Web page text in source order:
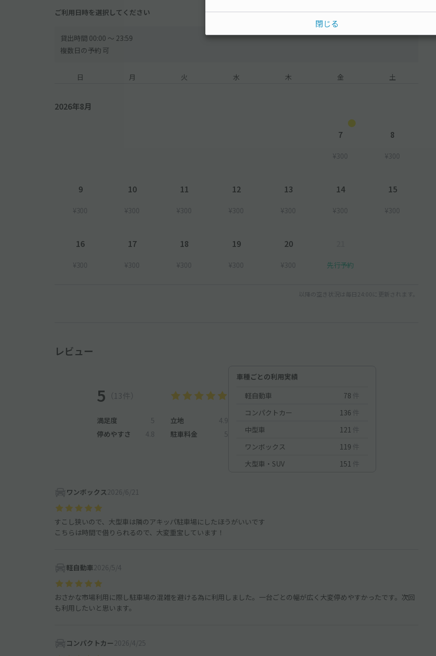
ご利用日時を選択してください
貸出時間 00:00 〜 23:59
複数日の予約 可
日 月 火 水 木 金 土
2026年8月
7
¥300
8
¥300
9
¥300
10
¥300
11
¥300
12
¥300
13
¥300
14
¥300
15
¥300
16
¥300
17
¥300
18
¥300
19
¥300
20
¥300 先行予約
以降の空き状況は毎日24:00に更新されます。
レビュー
5 （13件）
満足度 5 立地
4.9
停めやすさ
4.8 駐車料金 5
車種ごとの利用実績
軽自動車
78 件
コンパクトカー
136 件
中型車
121 件
ワンボックス
119 件
大型車・SUV
151 件
ワンボックス2026/6/21
すこし狭いので、大型車は隣のアキッパ駐車場にしたほうがいいです
こちらは時間で借りられるので、大変重宝しています！
軽自動車2026/5/4
おさかな市場利用に際し駐車場の混雑を避ける為に利用しました。一台ごとの幅が広く大変停めやすかったです。次回
も利用したいと思います。
コンパクトカー2026/4/25
閉じる